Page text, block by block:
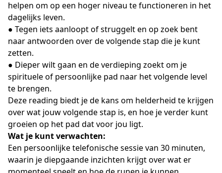
helpen om op een hoger niveau te functioneren in het
dagelijks leven.
● Tegen iets aanloopt of struggelt en op zoek bent
naar antwoorden over de volgende stap die je kunt
zetten.
● Dieper wilt gaan en de verdieping zoekt om je
spirituele of persoonlijke pad naar het volgende level
te brengen.
Deze reading biedt je de kans om helderheid te krijgen
over wat jouw volgende stap is, en hoe je verder kunt
groeien op het pad dat voor jou ligt.
Wat je kunt verwachten:
Een persoonlijke telefonische sessie van 30 minuten,
waarin je diepgaande inzichten krijgt over wat er